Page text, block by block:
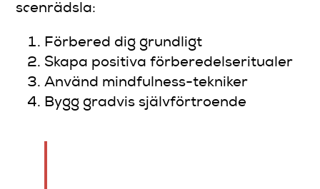
scenrädsla:
Förbered dig grundligt
Skapa positiva förberedelseritualer
Använd mindfulness-tekniker
Bygg gradvis självförtroende